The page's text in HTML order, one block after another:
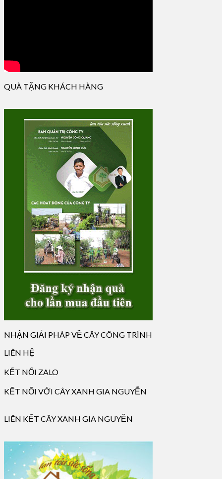
QUÀ TẶNG KHÁCH HÀNG
NHẬN GIẢI PHÁP VỀ CÂY CÔNG TRÌNH
LIÊN HỆ
KẾT NỐI ZALO
KẾT NỐI VỚI CÂY XANH GIA NGUYỄN
LIÊN KẾT CÂY XANH GIA NGUYỄN